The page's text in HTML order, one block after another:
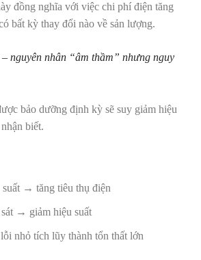
đồng nghĩa với việc chi phí điện tăng
bất kỳ thay đổi nào về sản lượng.
nguyên nhân “âm thầm” nhưng nguy
bảo dưỡng định kỳ sẽ suy giảm hiệu
biết.
→ tăng tiêu thụ điện
→ giảm hiệu suất
nhỏ tích lũy thành tổn thất lớn